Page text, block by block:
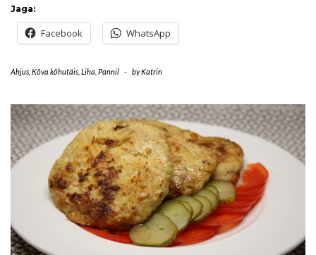
Jaga:
Facebook WhatsApp
Ahjus Kõva kõhutäis Liha Pannil - byKatrin